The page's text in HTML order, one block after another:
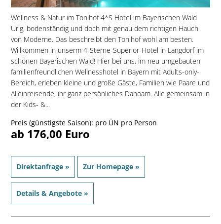
Wellness & Natur im Tonihof 4*S Hotel im Bayerischen Wald
Urig, bodenständig und doch mit genau dem richtigen Hauch
von Moderne. Das beschreibt den Tonihof wohl am besten.
Willkommen in unserm 4-Sterne-Superior-Hotel in Langdorf im
schönen Bayerischen Wald! Hier bei uns, im neu umgebauten
familien­freundlichen Wellnesshotel in Bayern mit Adults-only-
Bereich, erleben kleine und große Gäste, Familien wie Paare und
Alleinreisende, ihr ganz persönliches Dahoam. Alle gemeinsam in
der Kids- &...
Preis (günstigste Saison): pro ÜN pro Person
ab 176,00 Euro
Direktanfrage » Zur Homepage »
Details & Angebote »